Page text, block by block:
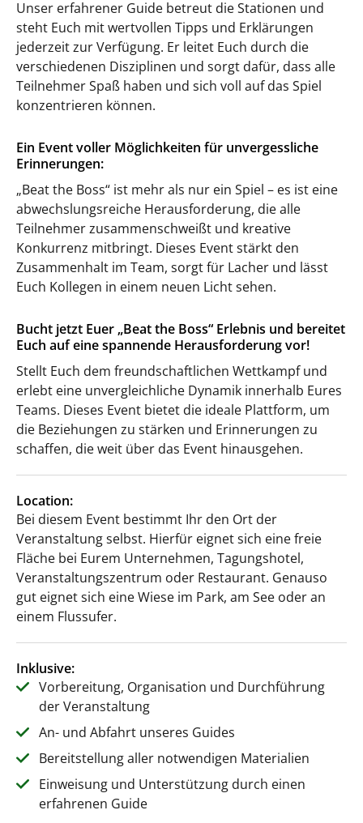
Unser erfahrener Guide betreut die Stationen und
steht Euch mit wertvollen Tipps und Erklärungen
jederzeit zur Verfügung. Er leitet Euch durch die
verschiedenen Disziplinen und sorgt dafür, dass alle
Teilnehmer Spaß haben und sich voll auf das Spiel
konzentrieren können.
Ein Event voller Möglichkeiten für unvergessliche
Erinnerungen:
„Beat the Boss“ ist mehr als nur ein Spiel – es ist eine
abwechslungsreiche Herausforderung, die alle
Teilnehmer zusammenschweißt und kreative
Konkurrenz mitbringt. Dieses Event stärkt den
Zusammenhalt im Team, sorgt für Lacher und lässt
Euch Kollegen in einem neuen Licht sehen.
Bucht jetzt Euer „Beat the Boss“ Erlebnis und bereitet
Euch auf eine spannende Herausforderung vor!
Stellt Euch dem freundschaftlichen Wettkampf und
erlebt eine unvergleichliche Dynamik innerhalb Eures
Teams. Dieses Event bietet die ideale Plattform, um
die Beziehungen zu stärken und Erinnerungen zu
schaffen, die weit über das Event hinausgehen.
Location:
Bei diesem Event bestimmt Ihr den Ort der
Veranstaltung selbst. Hierfür eignet sich eine freie
Fläche bei Eurem Unternehmen, Tagungshotel,
Veranstaltungszentrum oder Restaurant. Genauso
gut eignet sich eine Wiese im Park, am See oder an
einem Flussufer.
Inklusive:
Vorbereitung, Organisation und Durchführung
der Veranstaltung
An- und Abfahrt unseres Guides
Bereitstellung aller notwendigen Materialien
Einweisung und Unterstützung durch einen
erfahrenen Guide